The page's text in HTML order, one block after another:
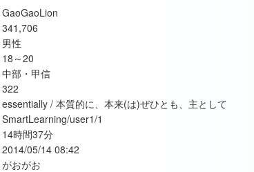
GaoGaoLion
341,706
男性
18～20
中部・甲信
322
essentially / 本質的に、本来(は)ぜひとも、主として
SmartLearning/user1/1
14時間37分
2014/05/14 08:42
がおがお